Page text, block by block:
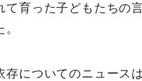
育った子どもたちの
存についてのニュース